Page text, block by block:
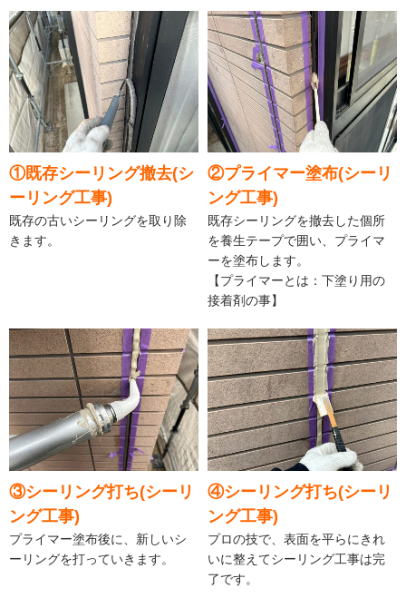
①既存シーリング撤去(シ
ーリング工事)
既存の古いシーリングを取り除
きます。
②プライマー塗布(シーリ
ング工事)
既存シーリングを撤去した個所
を養生テープで囲い、プライマ
ーを塗布します。
【プライマーとは：下塗り用の
接着剤の事】
③シーリング打ち(シーリ
ング工事)
プライマー塗布後に、新しいシ
ーリングを打っていきます。
④シーリング打ち(シーリ
ング工事)
プロの技で、表面を平らにきれ
いに整えてシーリング工事は完
了です。